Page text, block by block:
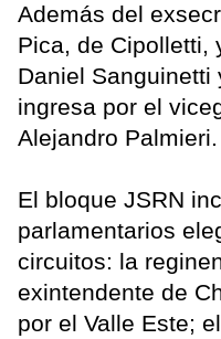
Además del
Pica, de Cipolletti,
Daniel Sanguinetti
ingresa por el
Alejandro Palmieri.
El bloque JSRN
parlamentarios
circuitos: la
exintendente de
por el Valle Este;